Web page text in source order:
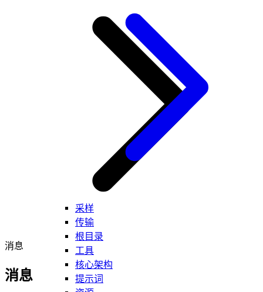
采样
传输
根目录
工具
核心架构
提示词
消息
消息